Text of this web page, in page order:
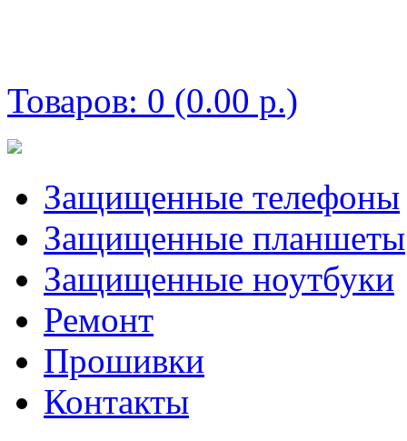
Товаров: 0 (0.00 р.)
Защищенные телефоны
Защищенные планшеты
Защищенные ноутбуки
Ремонт
Прошивки
Контакты